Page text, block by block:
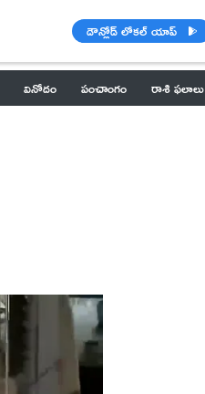
డౌన్లోడ్ లోకల్ యాప్
వినోదం పంచాంగం రాశి ఫలాలు